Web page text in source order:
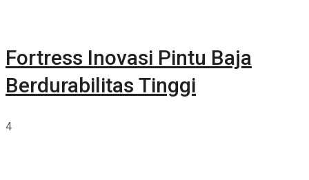
Fortress Inovasi Pintu Baja
Berdurabilitas Tinggi
4